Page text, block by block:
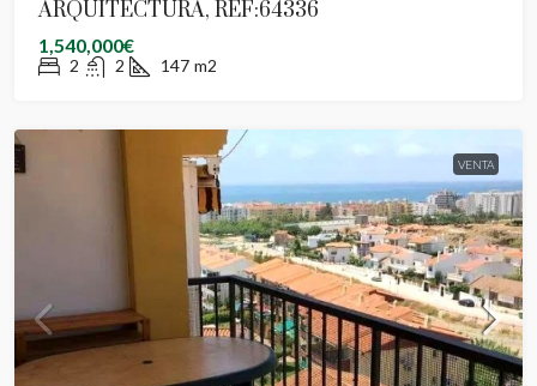
ARQUITECTURA, REF:64336
1,540,000€
2 2 147 m2
VENTA